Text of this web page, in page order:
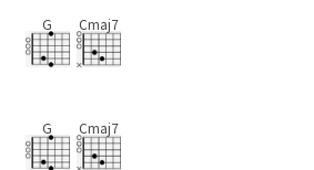
G Cmaj7
G Cmaj7